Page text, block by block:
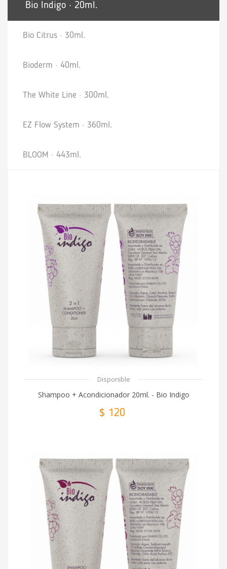
Bio Indigo · 20ml.
Bio Citrus · 30ml.
Bioderm · 40ml.
The White Line · 300ml.
EZ Flow System · 360ml.
BLOOM · 443ml.
Disponible
Shampoo + Acondicionador 20ml. - Bio Indigo
$ 120